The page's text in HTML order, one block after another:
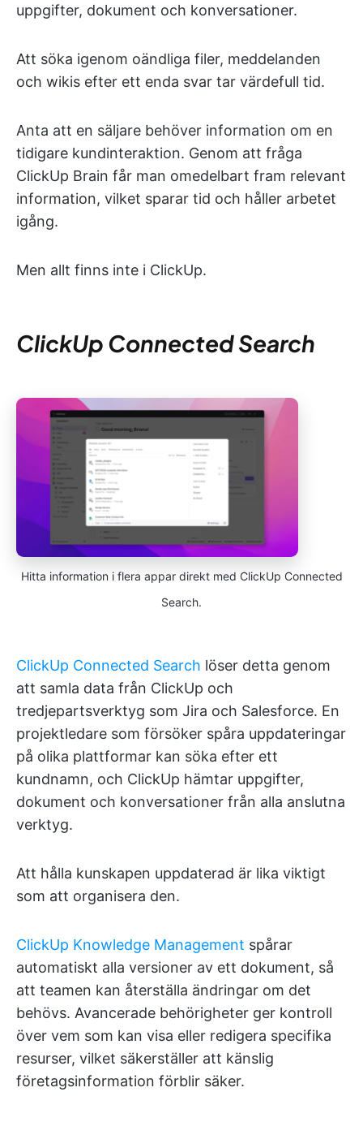
uppgifter, dokument och konversationer.
Att söka igenom oändliga filer, meddelanden
och wikis efter ett enda svar tar värdefull tid.
Anta att en säljare behöver information om en
tidigare kundinteraktion. Genom att fråga
ClickUp Brain får man omedelbart fram relevant
information, vilket sparar tid och håller arbetet
igång.
Men allt finns inte i ClickUp.
ClickUp Connected Search
Hitta information i flera appar direkt med ClickUp Connected
Search.
ClickUp Connected Search löser detta genom
att samla data från ClickUp och
tredjepartsverktyg som Jira och Salesforce. En
projektledare som försöker spåra uppdateringar
på olika plattformar kan söka efter ett
kundnamn, och ClickUp hämtar uppgifter,
dokument och konversationer från alla anslutna
verktyg.
Att hålla kunskapen uppdaterad är lika viktigt
som att organisera den.
ClickUp Knowledge Management spårar
automatiskt alla versioner av ett dokument, så
att teamen kan återställa ändringar om det
behövs. Avancerade behörigheter ger kontroll
över vem som kan visa eller redigera specifika
resurser, vilket säkerställer att känslig
företagsinformation förblir säker.